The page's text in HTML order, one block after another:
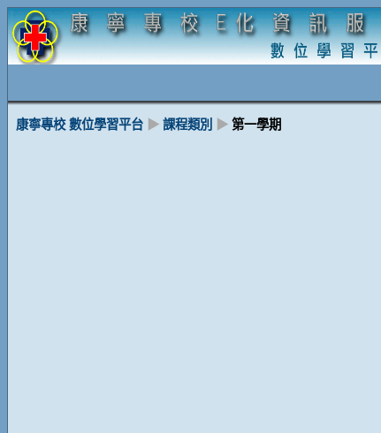
康寧專校 數位學習平台 ▶ 課程類別 ▶ 第一學期